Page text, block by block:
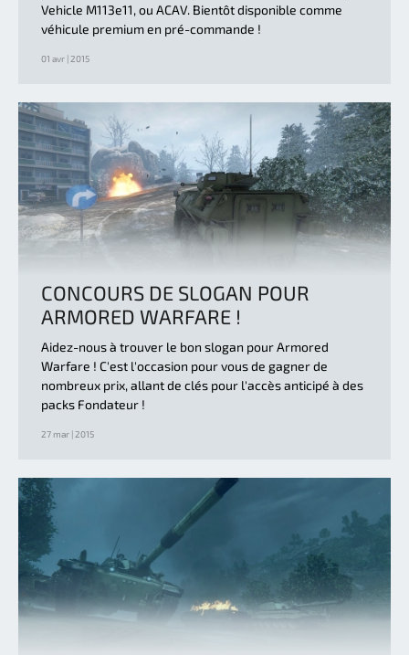
Vehicle M113e11, ou ACAV. Bientôt disponible comme
véhicule premium en pré-commande !
01 avr | 2015
CONCOURS DE SLOGAN POUR
ARMORED WARFARE !
Aidez-nous à trouver le bon slogan pour Armored
Warfare ! C'est l'occasion pour vous de gagner de
nombreux prix, allant de clés pour l'accès anticipé à des
packs Fondateur !
27 mar | 2015